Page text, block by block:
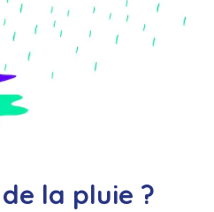
la pluie ?